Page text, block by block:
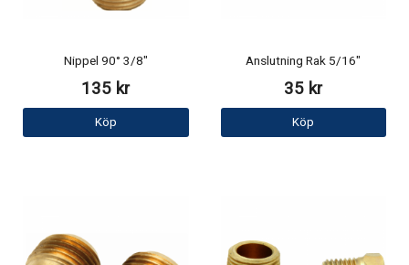
Nippel 90° 3/8"
135 kr
Köp
Anslutning Rak 5/16"
35 kr
Köp